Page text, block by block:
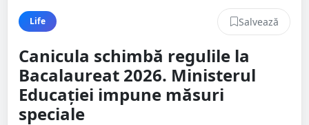
Life Salvează
Canicula schimbă regulile la
Bacalaureat 2026. Ministerul
Educației impune măsuri
speciale